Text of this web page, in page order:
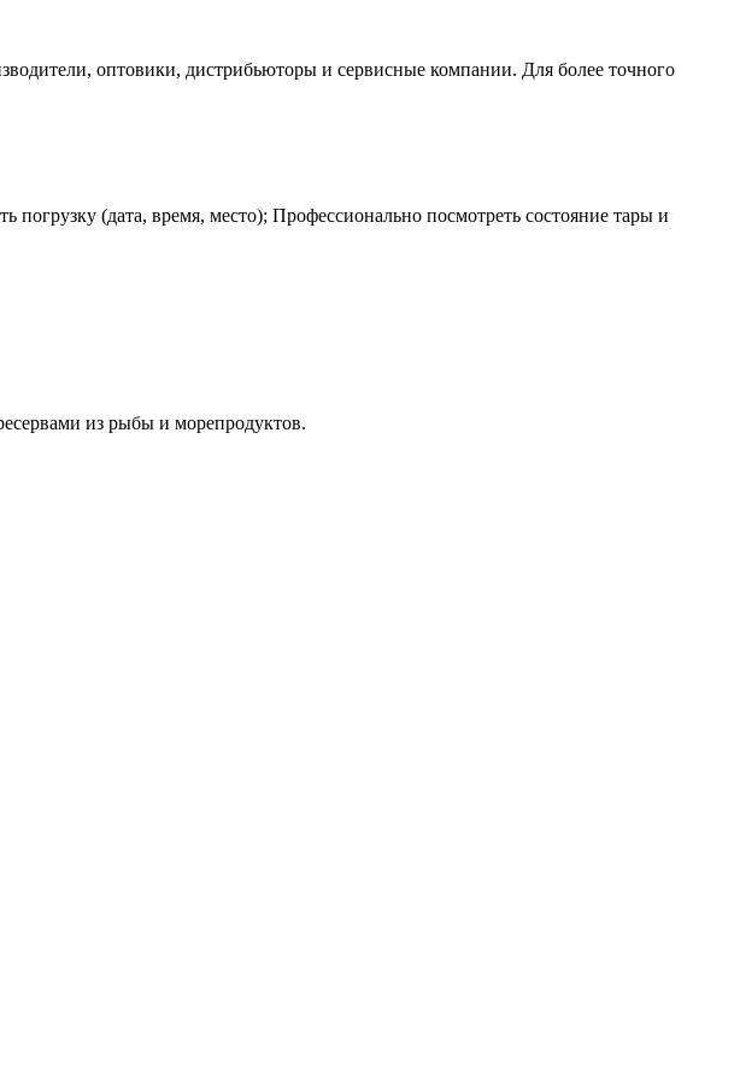
оптовики, дистрибьюторы и сервисные компании. Для более точного
(дата, время, место); Профессионально посмотреть состояние тары и
из рыбы и морепродуктов.